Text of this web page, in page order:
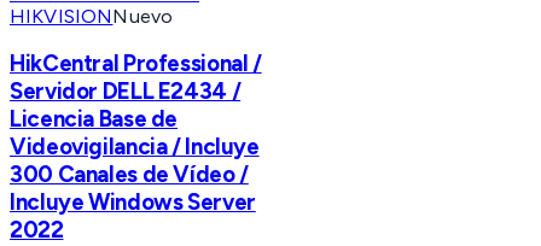
HIKVISIONNuevo
HikCentral Professional /
Servidor DELL E2434 /
Licencia Base de
Videovigilancia / Incluye
300 Canales de Vídeo /
Incluye Windows Server
2022